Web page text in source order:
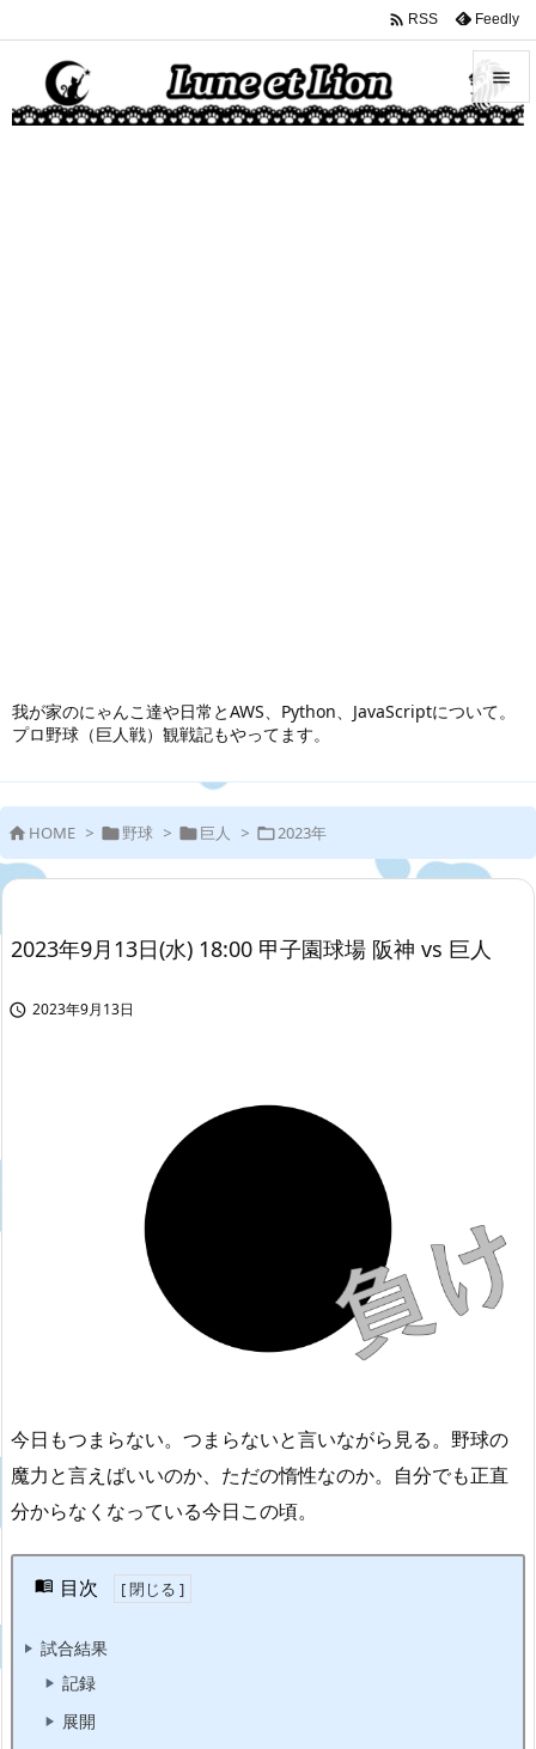
我が家のにゃんこ達や日常とAWS、Python、JavaScriptについて。
プロ野球（巨人戦）観戦記もやってます。


 RSS Feedly
 HOME > 野球 > 巨人 > 2023年
2023年9月13日(水) 18:00 甲子園球場 阪神 vs 巨人
 2023年9月13日
今日もつまらない。つまらないと言いながら見る。野球の
魔力と言えばいいのか、ただの惰性なのか。自分でも正直
分からなくなっている今日この頃。
目次
試合結果
記録
展開